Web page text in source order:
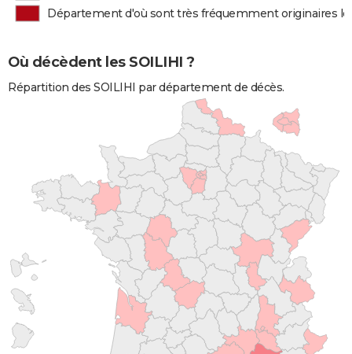
Département d'où sont très fréquemment originaires
Où décèdent les SOILIHI ?
Répartition des SOILIHI par département de décès.